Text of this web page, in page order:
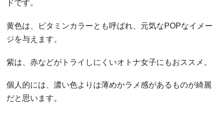
ドです。
黄色は、ビタミンカラーとも呼ばれ、元気なPOPなイメー
ジを与えます。
紫は、赤などがトライしにくいオトナ女子にもおススメ。
個人的には、濃い色よりは薄めかラメ感があるものが綺麗
だと思います。